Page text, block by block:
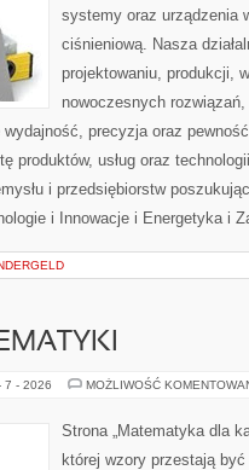
systemy oraz urządzenia
ciśnieniową. Nasza
projektowaniu, produkcji,
nowoczesnych
precyzja oraz
produktów, usług oraz
i przedsiębiorstw
i Innowacje i Energetyka i
7 - 2026 MOŻLIWOŚĆ
Strona „Matematyka dla
której wzory przestają